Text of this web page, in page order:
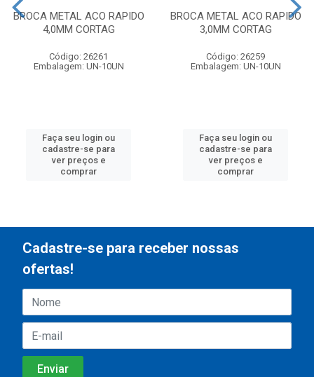
BROCA METAL ACO RAPIDO
4,0MM CORTAG
Código: 26261
Embalagem: UN-10UN
Faça seu login ou
cadastre-se para
ver preços e
comprar
BROCA METAL ACO RAPIDO
3,0MM CORTAG
Código: 26259
Embalagem: UN-10UN
Faça seu login ou
cadastre-se para
ver preços e
comprar
Cadastre-se para receber nossas
ofertas!